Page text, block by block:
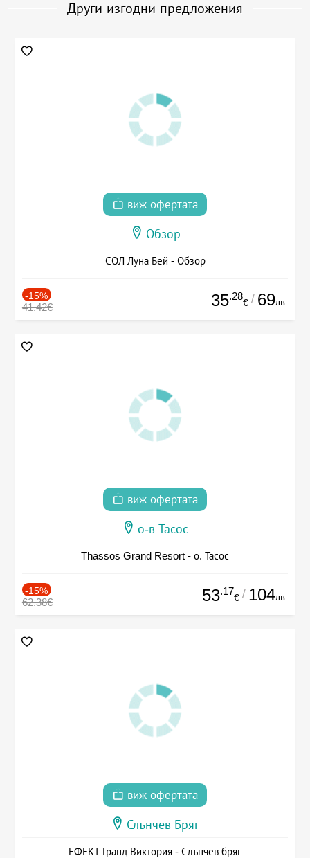
Други изгодни предложения
виж офертата
Обзор
СОЛ Луна Бей - Обзор
-15%
41.42€ 35.28
€ / 69лв.
виж офертата
о-в Тасос
Thassos Grand Resort - о. Тасос
-15%
62.38€ 53.17
€ / 104лв.
виж офертата
Слънчев Бряг
ЕФЕКТ Гранд Виктория - Слънчев бряг